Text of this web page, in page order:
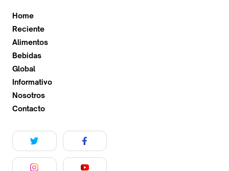
Home
Reciente
Alimentos
Bebidas
Global
Informativo
Nosotros
Contacto